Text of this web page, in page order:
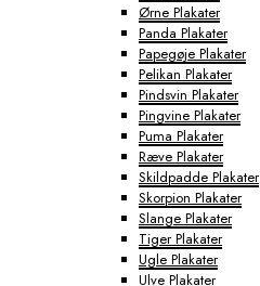
Ørne Plakater
Panda Plakater
Papegøje Plakater
Pelikan Plakater
Pindsvin Plakater
Pingvine Plakater
Puma Plakater
Ræve Plakater
Skildpadde Plakater
Skorpion Plakater
Slange Plakater
Tiger Plakater
Ugle Plakater
Ulve Plakater